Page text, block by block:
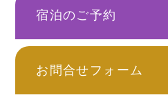
宿泊のご予約
お問合せフォーム